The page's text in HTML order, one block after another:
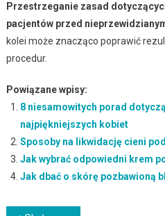
Przestrzeganie zasad
pacjentów przed
kolei może znacząco poprawić
procedur.
Powiązane wpisy:
8 niesamowitych porad
najpiękniejszych kobiet
Sposoby na likwidację cieni
Jak wybrać odpowiedni krem
Jak dbać o skórę pozbawioną